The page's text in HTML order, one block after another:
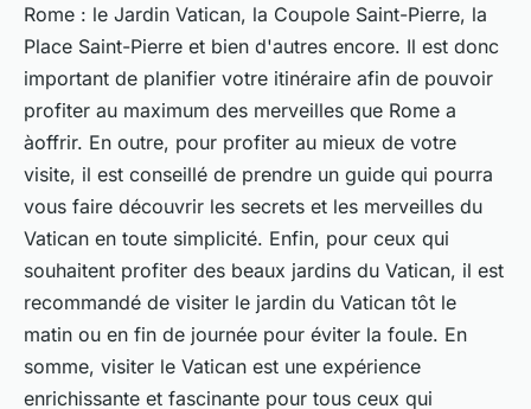
Rome : le Jardin Vatican, la Coupole Saint-Pierre, la
Place Saint-Pierre et bien d'autres encore. Il est donc
important de planifier votre itinéraire afin de pouvoir
profiter au maximum des merveilles que Rome a
àoffrir. En outre, pour profiter au mieux de votre
visite, il est conseillé de prendre un guide qui pourra
vous faire découvrir les secrets et les merveilles du
Vatican en toute simplicité. Enfin, pour ceux qui
souhaitent profiter des beaux jardins du Vatican, il est
recommandé de visiter le jardin du Vatican tôt le
matin ou en fin de journée pour éviter la foule. En
somme, visiter le Vatican est une expérience
enrichissante et fascinante pour tous ceux qui